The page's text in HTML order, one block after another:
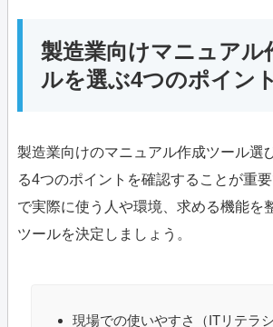
製造業向けマニュアル
ルを選ぶ4つのポイント
製造業向けのマニュアル作成ツール選
る4つのポイントを確認することが重
で実際に使う人や環境、求める機能を
ツールを決定しましょう。
現場での使いやすさ（ITリテラシ